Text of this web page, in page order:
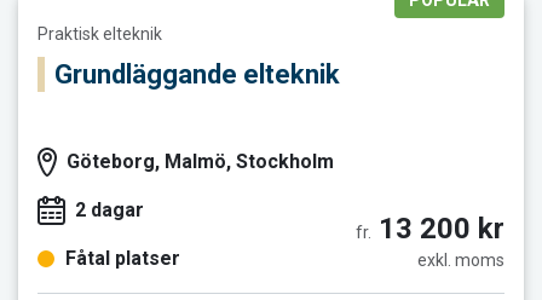
Praktisk elteknik
Grundläggande elteknik
Göteborg, Malmö, Stockholm
2 dagar
Fåtal platser
fr. 13 200 kr
exkl. moms